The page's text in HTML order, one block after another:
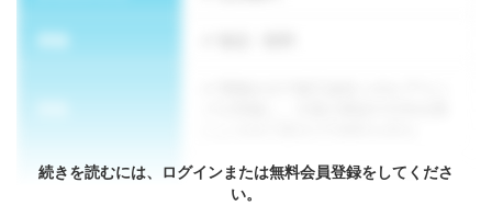
方法論 リストアップして会議を手配する
続きを読むには、ログインまたは無料会員登録をしてくださ
い。